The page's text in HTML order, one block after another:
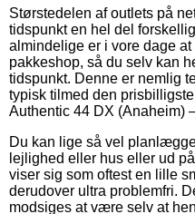
Størstedelen af outlets på
tidspunkt en hel del
almindelige er i vore dage at
pakkeshop, så du selv kan
tidspunkt. Denne er nemlig
typisk tilmed den
Authentic 44 DX (Anaheim)
Du kan lige så vel
lejlighed eller hus eller ud
viser sig som oftest en lille
derudover ultra problemfri.
modsiges at være selv at